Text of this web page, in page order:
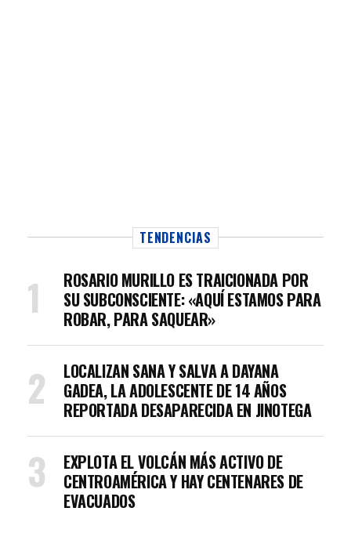
TENDENCIAS
ROSARIO MURILLO ES TRAICIONADA POR
SU SUBCONSCIENTE: «AQUÍ ESTAMOS PARA
ROBAR, PARA SAQUEAR»
LOCALIZAN SANA Y SALVA A DAYANA
GADEA, LA ADOLESCENTE DE 14 AÑOS
REPORTADA DESAPARECIDA EN JINOTEGA
EXPLOTA EL VOLCÁN MÁS ACTIVO DE
CENTROAMÉRICA Y HAY CENTENARES DE
EVACUADOS